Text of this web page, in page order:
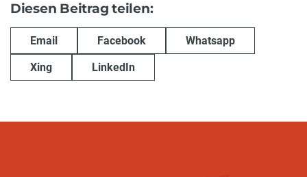
Diesen Beitrag teilen:
Email Facebook Whatsapp
Xing LinkedIn